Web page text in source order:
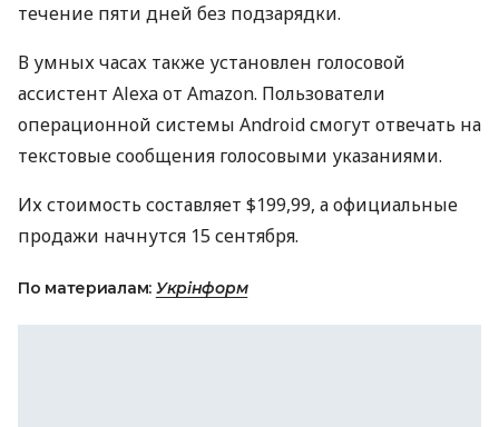
течение пяти дней без подзарядки.
В умных часах также установлен голосовой
ассистент Alexa от Amazon. Пользователи
операционной системы Android смогут отвечать на
текстовые сообщения голосовыми указаниями.
Их стоимость составляет $199,99, а официальные
продажи начнутся 15 сентября.
По материалам: Укрінформ